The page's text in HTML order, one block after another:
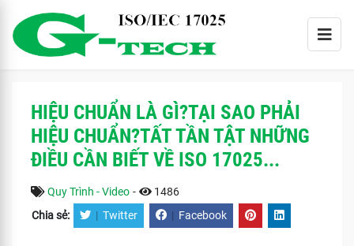
HIỆU CHUẨN LÀ GÌ?TẠI SAO PHẢI
HIỆU CHUẨN?TẤT TẦN TẬT NHỮNG
ĐIỀU CẦN BIẾT VỀ ISO 17025...
Quy Trình - Video - 1486
Chia sẻ: | Twitter | Facebook